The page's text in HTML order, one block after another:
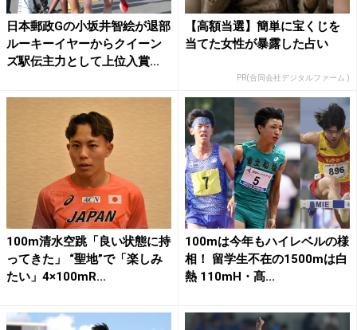
日本郵政Gの小坂井智絵が退部
ルーキーイヤーからクイーン
ズ駅伝主力として上位入賞...
【高額当選】簡単に宝くじを
当てた女性が暴露した占い
PR(合同会社デジタルファーム )
100m清水空跳「良い状態に持
ってきた」 “聖地”で「楽しみ
たい」4×100mR...
100mは今年もハイレベルの様
相！ 留学生不在の1500mは白
熱 110mH・髙...